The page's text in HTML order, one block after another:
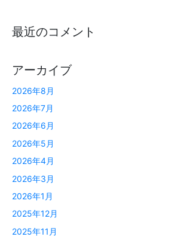
最近のコメント
アーカイブ
2026年8月
2026年7月
2026年6月
2026年5月
2026年4月
2026年3月
2026年1月
2025年12月
2025年11月